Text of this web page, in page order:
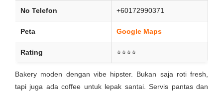
No Telefon +60172990371
Peta Google Maps
Rating ⭐⭐⭐⭐
Bakery moden dengan vibe hipster. Bukan saja roti fresh,
tapi juga ada coffee untuk lepak santai. Servis pantas dan